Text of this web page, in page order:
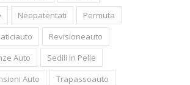
Neopatentati
Permuta
Revisioneauto
Auto
Sedili In Pelle
Auto
Trapassoauto